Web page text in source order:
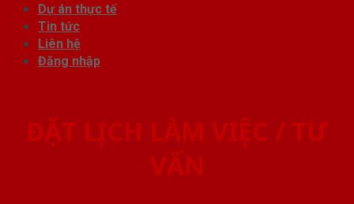
Dự án thực tế
Tin tức
Liên hệ
Đăng nhập
ĐẶT LỊCH LÀM VIỆC / TƯ
VẤN